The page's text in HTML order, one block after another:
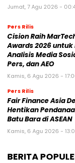
Jumat, 7 Agu 2026 -
Pers Rilis
Cision Raih
Awards 2026
Analisis Media
Pers, dan AEO
Kamis, 6 Agu 2026 -
Pers Rilis
Fair Finance Asia
Hentikan
Batu Bara di ASEAN
Kamis, 6 Agu 2026 -
BERITA